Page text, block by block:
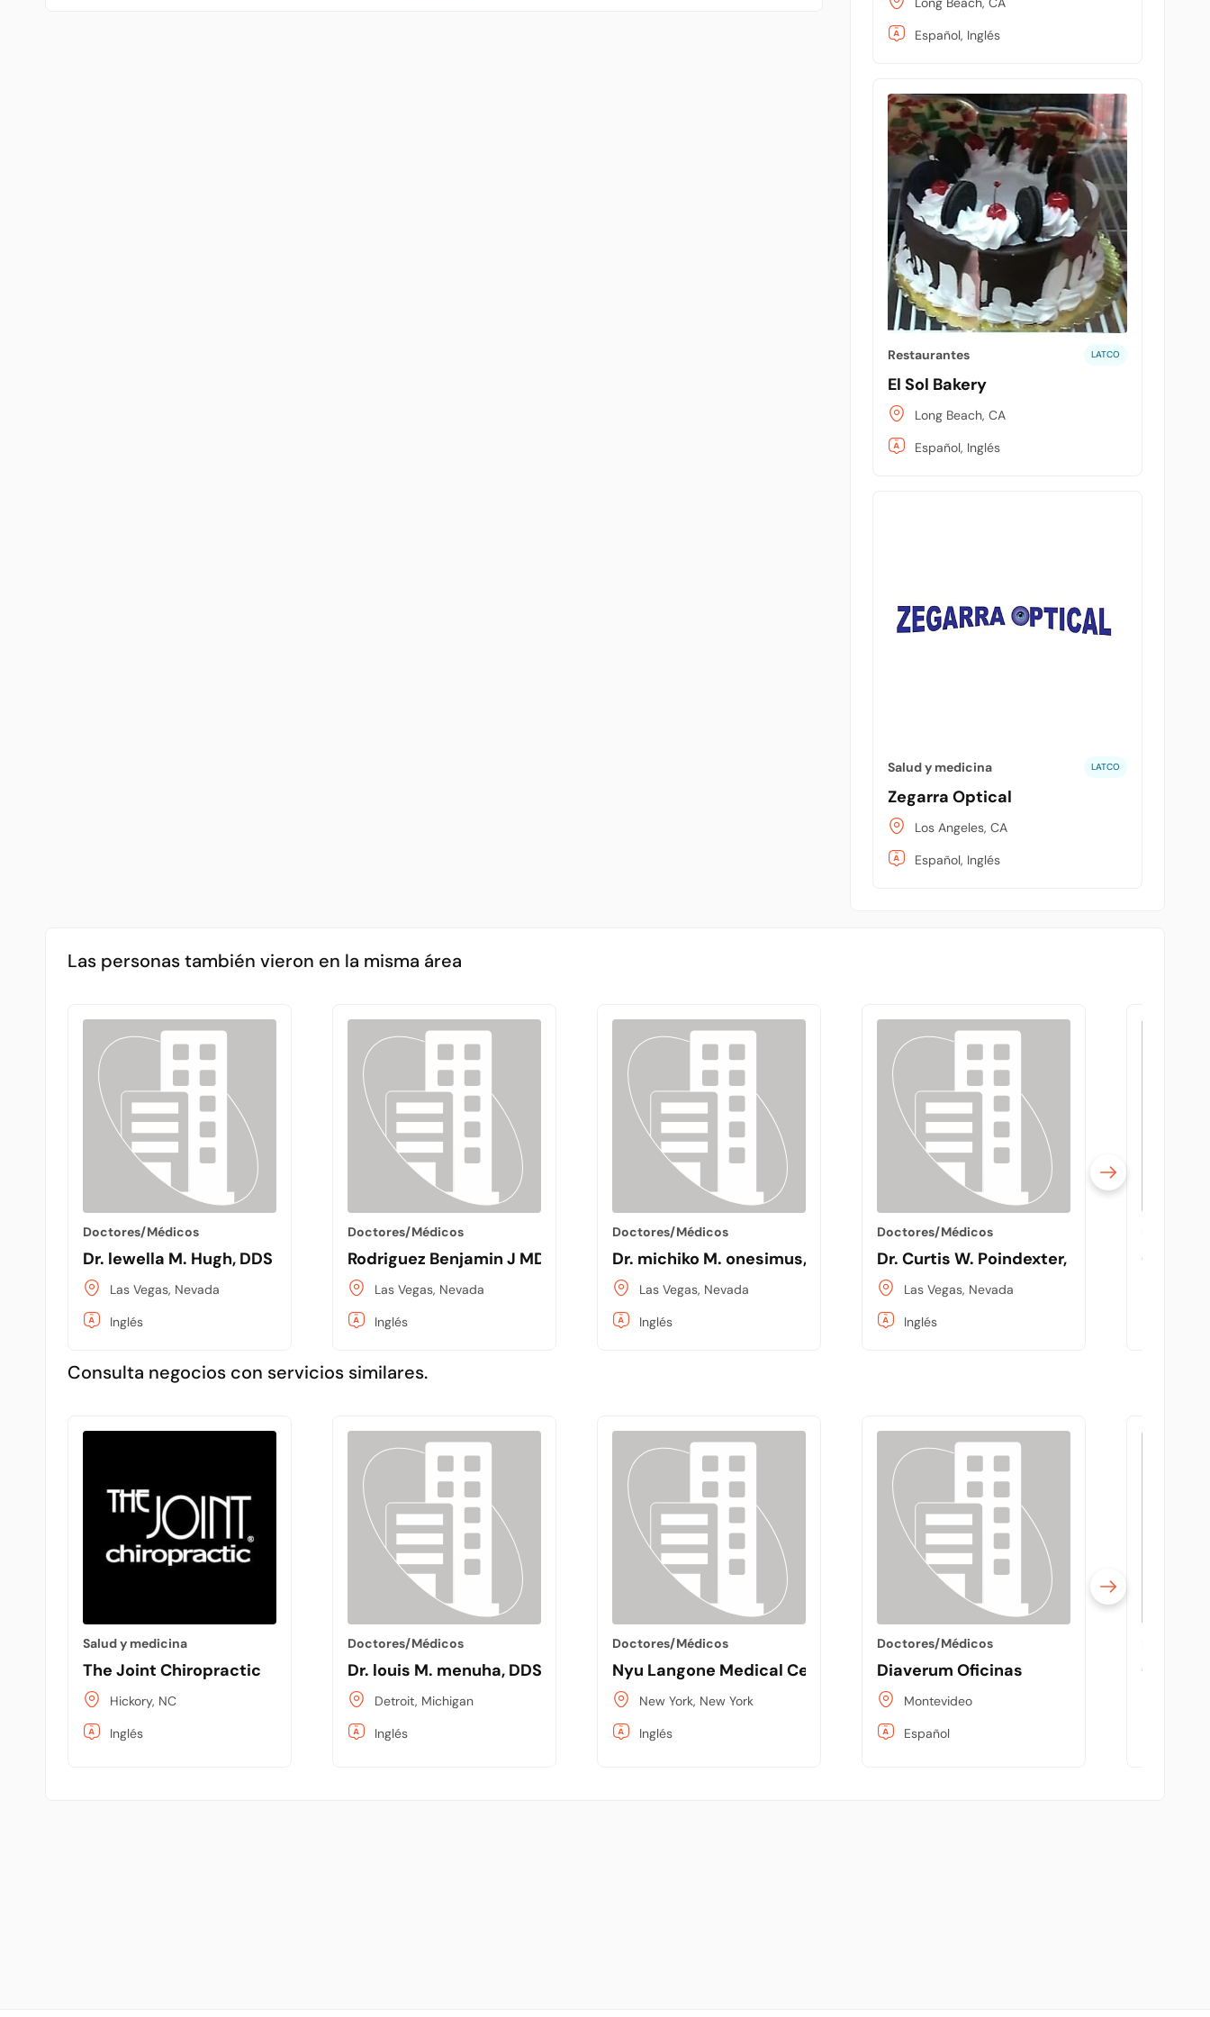
Español, Inglés
Restaurantes LATCO
El Sol Bakery
Long Beach, CA
Español, Inglés
Salud y medicina LATCO
Zegarra Optical
Los Angeles, CA
Español, Inglés
Las personas también vieron en la misma área
Doctores/Médicos
Dr. lewella M. Hugh, DDS
Las Vegas, Nevada
Inglés
Doctores/Médicos
Rodriguez Benjamin J MD
Las Vegas, Nevada
Inglés
Doctores/Médicos
Dr. michiko M. onesimus, DDS
Las Vegas, Nevada
Inglés
Doctores/Médicos
Dr. Curtis W. Poindexter, MD
Las Vegas, Nevada
Inglés
Consulta negocios con servicios similares.
Salud y medicina
The Joint Chiropractic
Hickory, NC
Inglés
Doctores/Médicos
Dr. louis M. menuha, DDS
Detroit, Michigan
Inglés
Doctores/Médicos
Nyu Langone Medical Center: Zhu Xinhua MD
New York, New York
Inglés
Doctores/Médicos
Diaverum Oficinas
Montevideo
Español
Centro